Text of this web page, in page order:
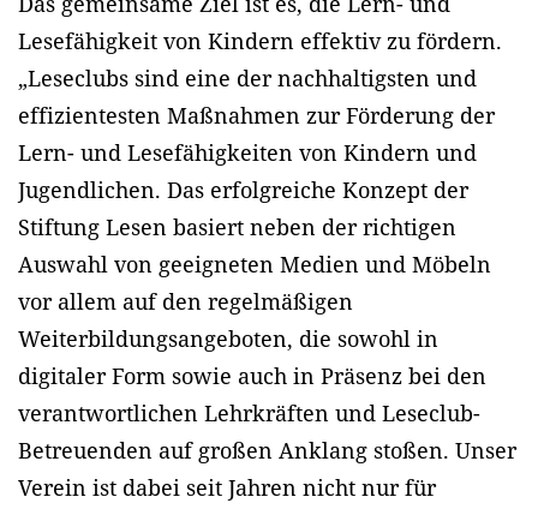
Lesefähigkeit von Kindern effektiv zu fördern.
„Leseclubs sind eine der nachhaltigsten und
effizientesten Maßnahmen zur Förderung der
Lern- und Lesefähigkeiten von Kindern und
Jugendlichen. Das erfolgreiche Konzept der
Stiftung Lesen basiert neben der richtigen
Auswahl von geeigneten Medien und Möbeln
vor allem auf den regelmäßigen
Weiterbildungsangeboten, die sowohl in
digitaler Form sowie auch in Präsenz bei den
verantwortlichen Lehrkräften und Leseclub-
Betreuenden auf großen Anklang stoßen. Unser
Verein ist dabei seit Jahren nicht nur für